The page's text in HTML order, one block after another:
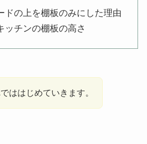
ドの上を棚板のみにした理由
ッチンの棚板の高さ
ははじめていきます。